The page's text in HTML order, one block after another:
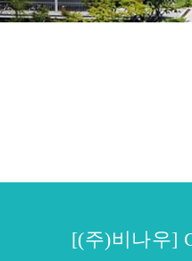
[(주)비나우]